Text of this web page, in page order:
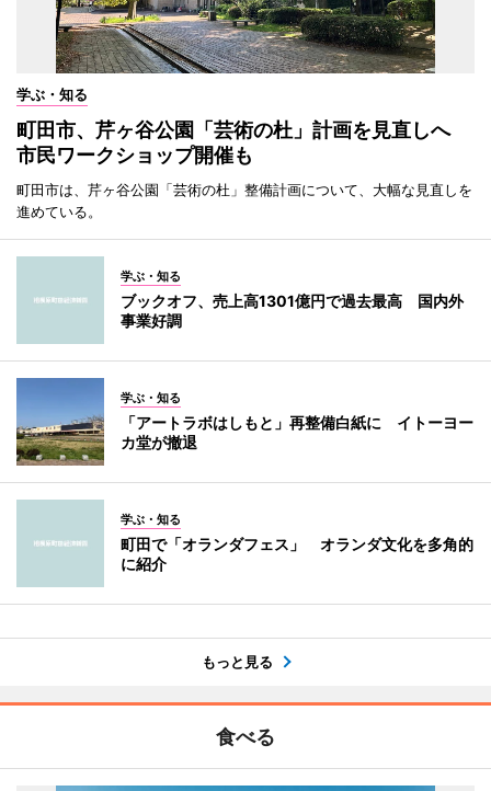
学ぶ・知る
町田市、芹ヶ谷公園「芸術の杜」計画を見直しへ
市民ワークショップ開催も
町田市は、芹ヶ谷公園「芸術の杜」整備計画について、大幅な見直しを
進めている。
学ぶ・知る
ブックオフ、売上高1301億円で過去最高 国内外
事業好調
学ぶ・知る
「アートラボはしもと」再整備白紙に イトーヨー
カ堂が撤退
学ぶ・知る
町田で「オランダフェス」 オランダ文化を多角的
に紹介
もっと見る
食べる